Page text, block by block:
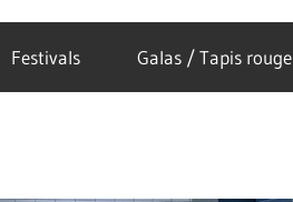
Festivals Galas / Tapis rouge